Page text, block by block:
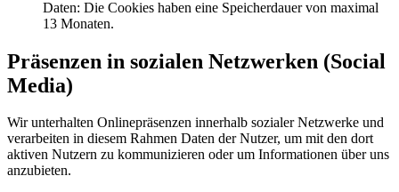
Daten: Die Cookies haben eine Speicherdauer von maximal
13 Monaten.
Präsenzen in sozialen Netzwerken (Social
Media)
Wir unterhalten Onlinepräsenzen innerhalb sozialer Netzwerke und
verarbeiten in diesem Rahmen Daten der Nutzer, um mit den dort
aktiven Nutzern zu kommunizieren oder um Informationen über uns
anzubieten.